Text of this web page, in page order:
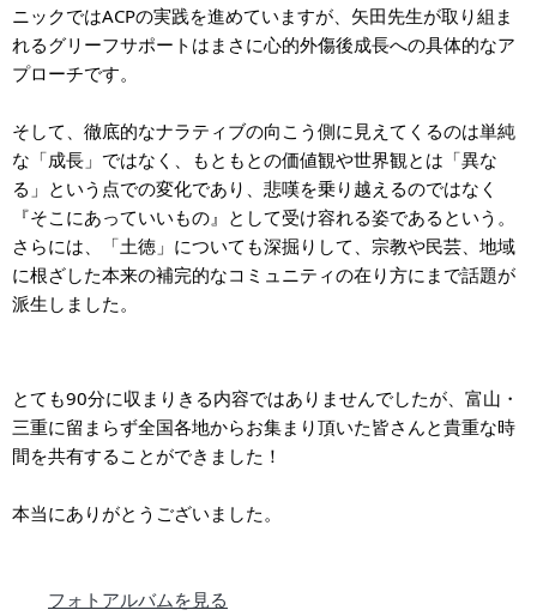
ニックではACPの実践を進めていますが、矢田先生が取り組ま
れるグリーフサポートはまさに心的外傷後成長への具体的なア
プローチです。
そして、徹底的なナラティブの向こう側に見えてくるのは単純
な「成長」ではなく、もともとの価値観や世界観とは「異な
る」という点での変化であり、悲嘆を乗り越えるのではなく
『そこにあっていいもの』として受け容れる姿であるという。
さらには、「土徳」についても深掘りして、宗教や民芸、地域
に根ざした本来の補完的なコミュニティの在り方にまで話題が
派生しました。
とても90分に収まりきる内容ではありませんでしたが、富山・
三重に留まらず全国各地からお集まり頂いた皆さんと貴重な時
間を共有することができました！
本当にありがとうございました。
フォトアルバムを見る